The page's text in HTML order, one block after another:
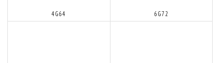
4G64 6G72